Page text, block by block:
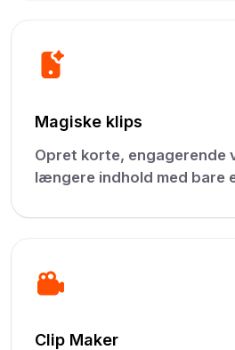
Magiske klips
Opret korte, engagerende
længere indhold med bare
Clip Maker